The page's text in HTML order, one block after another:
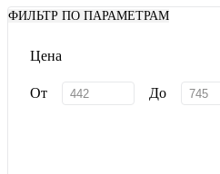
ФИЛЬТР ПО ПАРАМЕТРАМ
Цена
От До